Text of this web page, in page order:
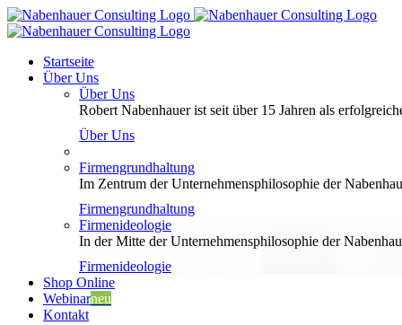
Zum
Inhalt
Startseite
Über Uns
Über Uns
Robert Nabenhauer ist seit über 15 Jahren als
Über Uns
Firmengrundhaltung
Im Zentrum der Unternehmensphilosophie der
Firmengrundhaltung
Firmenideologie
In der Mitte der Unternehmensphilosophie der
Firmenideologie
Shop Online
Webinarneu
Kontakt